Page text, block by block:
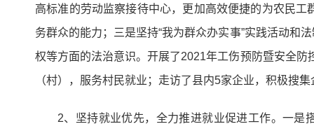
高标准的劳动监察接待中心，更加高效便捷的为农民
务群众的能力；三是坚持“我为群众办实事”实践活动和
权等方面的法治意识。开展了2021年工伤预防暨安全
（村），服务村民就业；走访了县内5家企业，积极搜
2、坚持就业优先，全力推进就业促进工作。一是